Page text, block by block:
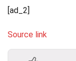
[ad_2]
Source link